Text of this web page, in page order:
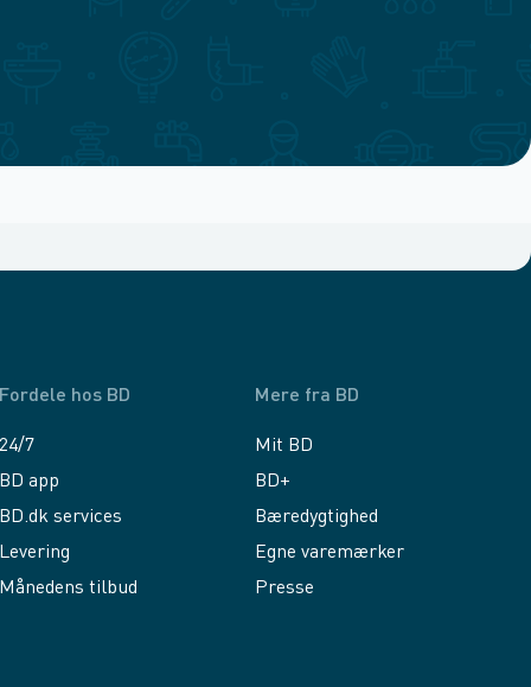
hos BD
7
app
services
tilbud
Mere fra BD
Mit BD
BD+
Bæredygtighed
Egne varemærker
Presse